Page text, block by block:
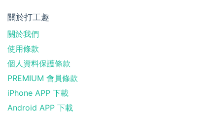
關於打工趣
關於我們
使用條款
個人資料保護條款
PREMIUM 會員條款
iPhone APP 下載
Android APP 下載